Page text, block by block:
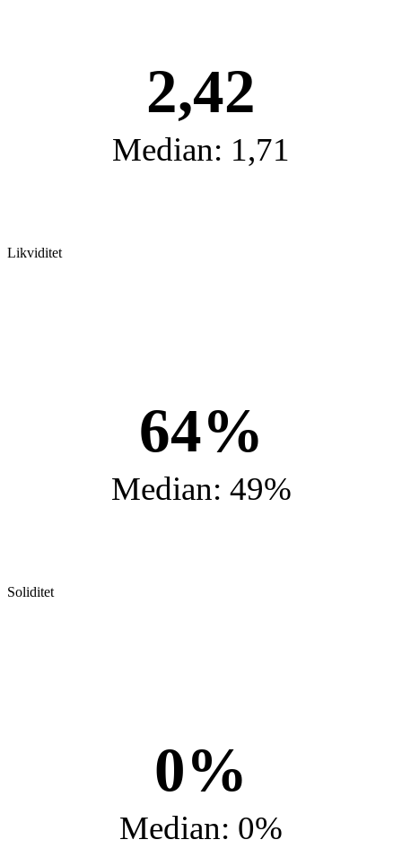
2,42
Median: 1,71
Likviditet
64%
Median: 49%
Soliditet
0%
Median: 0%